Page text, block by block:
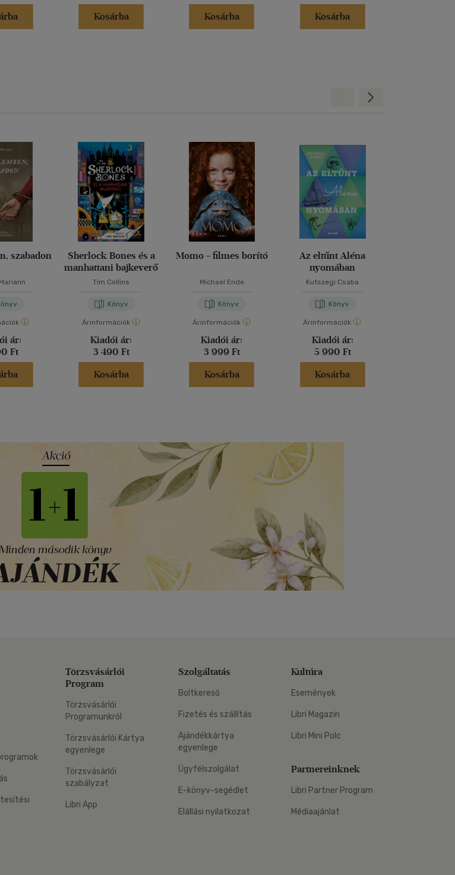
Kosárba
Kosárba
Kosárba
szabadon
ár:
Ft
Sherlock Bones és a
manhattani bajkeverő
Tim Collins
Könyv
Árinformációk
Kiadói ár:
3 490 Ft
Kosárba
Momo - filmes borító
Michael Ende
Könyv
Árinformációk
Kiadói ár:
3 999 Ft
Kosárba
Az eltűnt Aléna
nyomában
Kutszegi Csaba
Könyv
Árinformációk
Kiadói ár:
5 990 Ft
Kosárba
Előre
Törzsvásárlói
Program
Törzsvásárlói
Programunkról
Törzsvásárlói Kártya
egyenlege
Törzsvásárlói
szabályzat
Libri App
Szolgáltatás
Boltkereső
Fizetés és szállítás
Ajándékkártya
egyenlege
Ügyfélszolgálat
E-könyv-segédlet
Elállási nyilatkozat
Kultúra
Események
Libri Magazin
Libri Mini Polc
Partnereinknek
Libri Partner Program
Médiaajánlat